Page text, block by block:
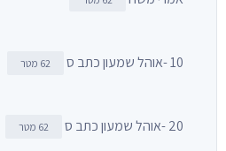
10 -אוהל שמעון כתב ס 62 מטר
20 -אוהל שמעון כתב ס 62 מטר